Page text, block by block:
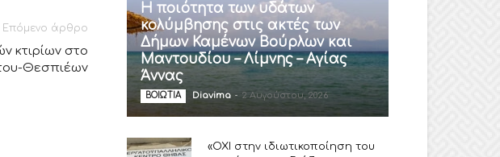
Επόμενο άρθρο
κτιρίων στο
Θεσπιέων
Η ποιότητα των υδάτων
κολύμβησης στις ακτές των
Δήμων Καμένων Βούρλων και
Μαντουδίου – Λίμνης – Αγίας
Άννας
ΒΟΙΩΤΙΑ Diavima - 2 Αυγούστου, 2026
«ΟΧΙ στην ιδιωτικοποίηση του